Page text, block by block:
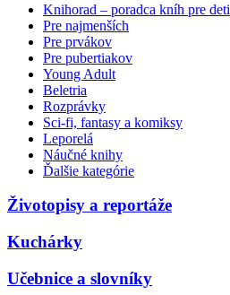
Knihorad – poradca kníh pre deti
Pre najmenších
Pre prvákov
Pre pubertiakov
Young Adult
Beletria
Rozprávky
Sci-fi, fantasy a komiksy
Leporelá
Náučné knihy
Ďalšie kategórie
Životopisy a reportáže
Kuchárky
Učebnice a slovníky